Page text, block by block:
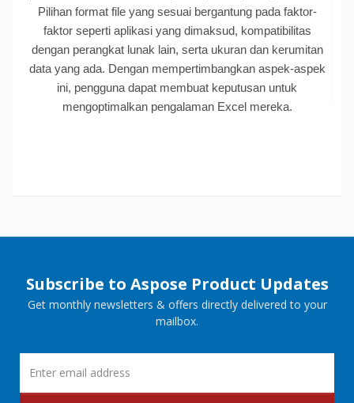
Pilihan format file yang sesuai bergantung pada faktor-
faktor seperti aplikasi yang dimaksud, kompatibilitas
dengan perangkat lunak lain, serta ukuran dan kerumitan
data yang ada. Dengan mempertimbangkan aspek-aspek
ini, pengguna dapat membuat keputusan untuk
mengoptimalkan pengalaman Excel mereka.
Subscribe to Aspose Product Updates
Get monthly newsletters & offers directly delivered to your
mailbox.